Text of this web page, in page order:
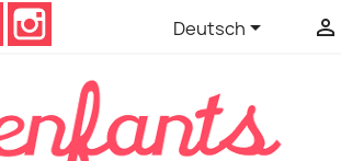
Facebook
Deutsch 